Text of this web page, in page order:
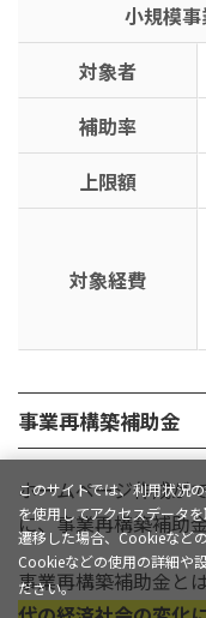
小規模
対象者
補助率
上限額
対象経費
事業再構築補助金
ホームページ作成が
に、事業再構築補助
事業再構築補助金とは
このサイトでは、利用状況
を使用してアクセスデータ
遷移した場合、Cookieなど
Cookieなどの使用の詳細や
ださい。